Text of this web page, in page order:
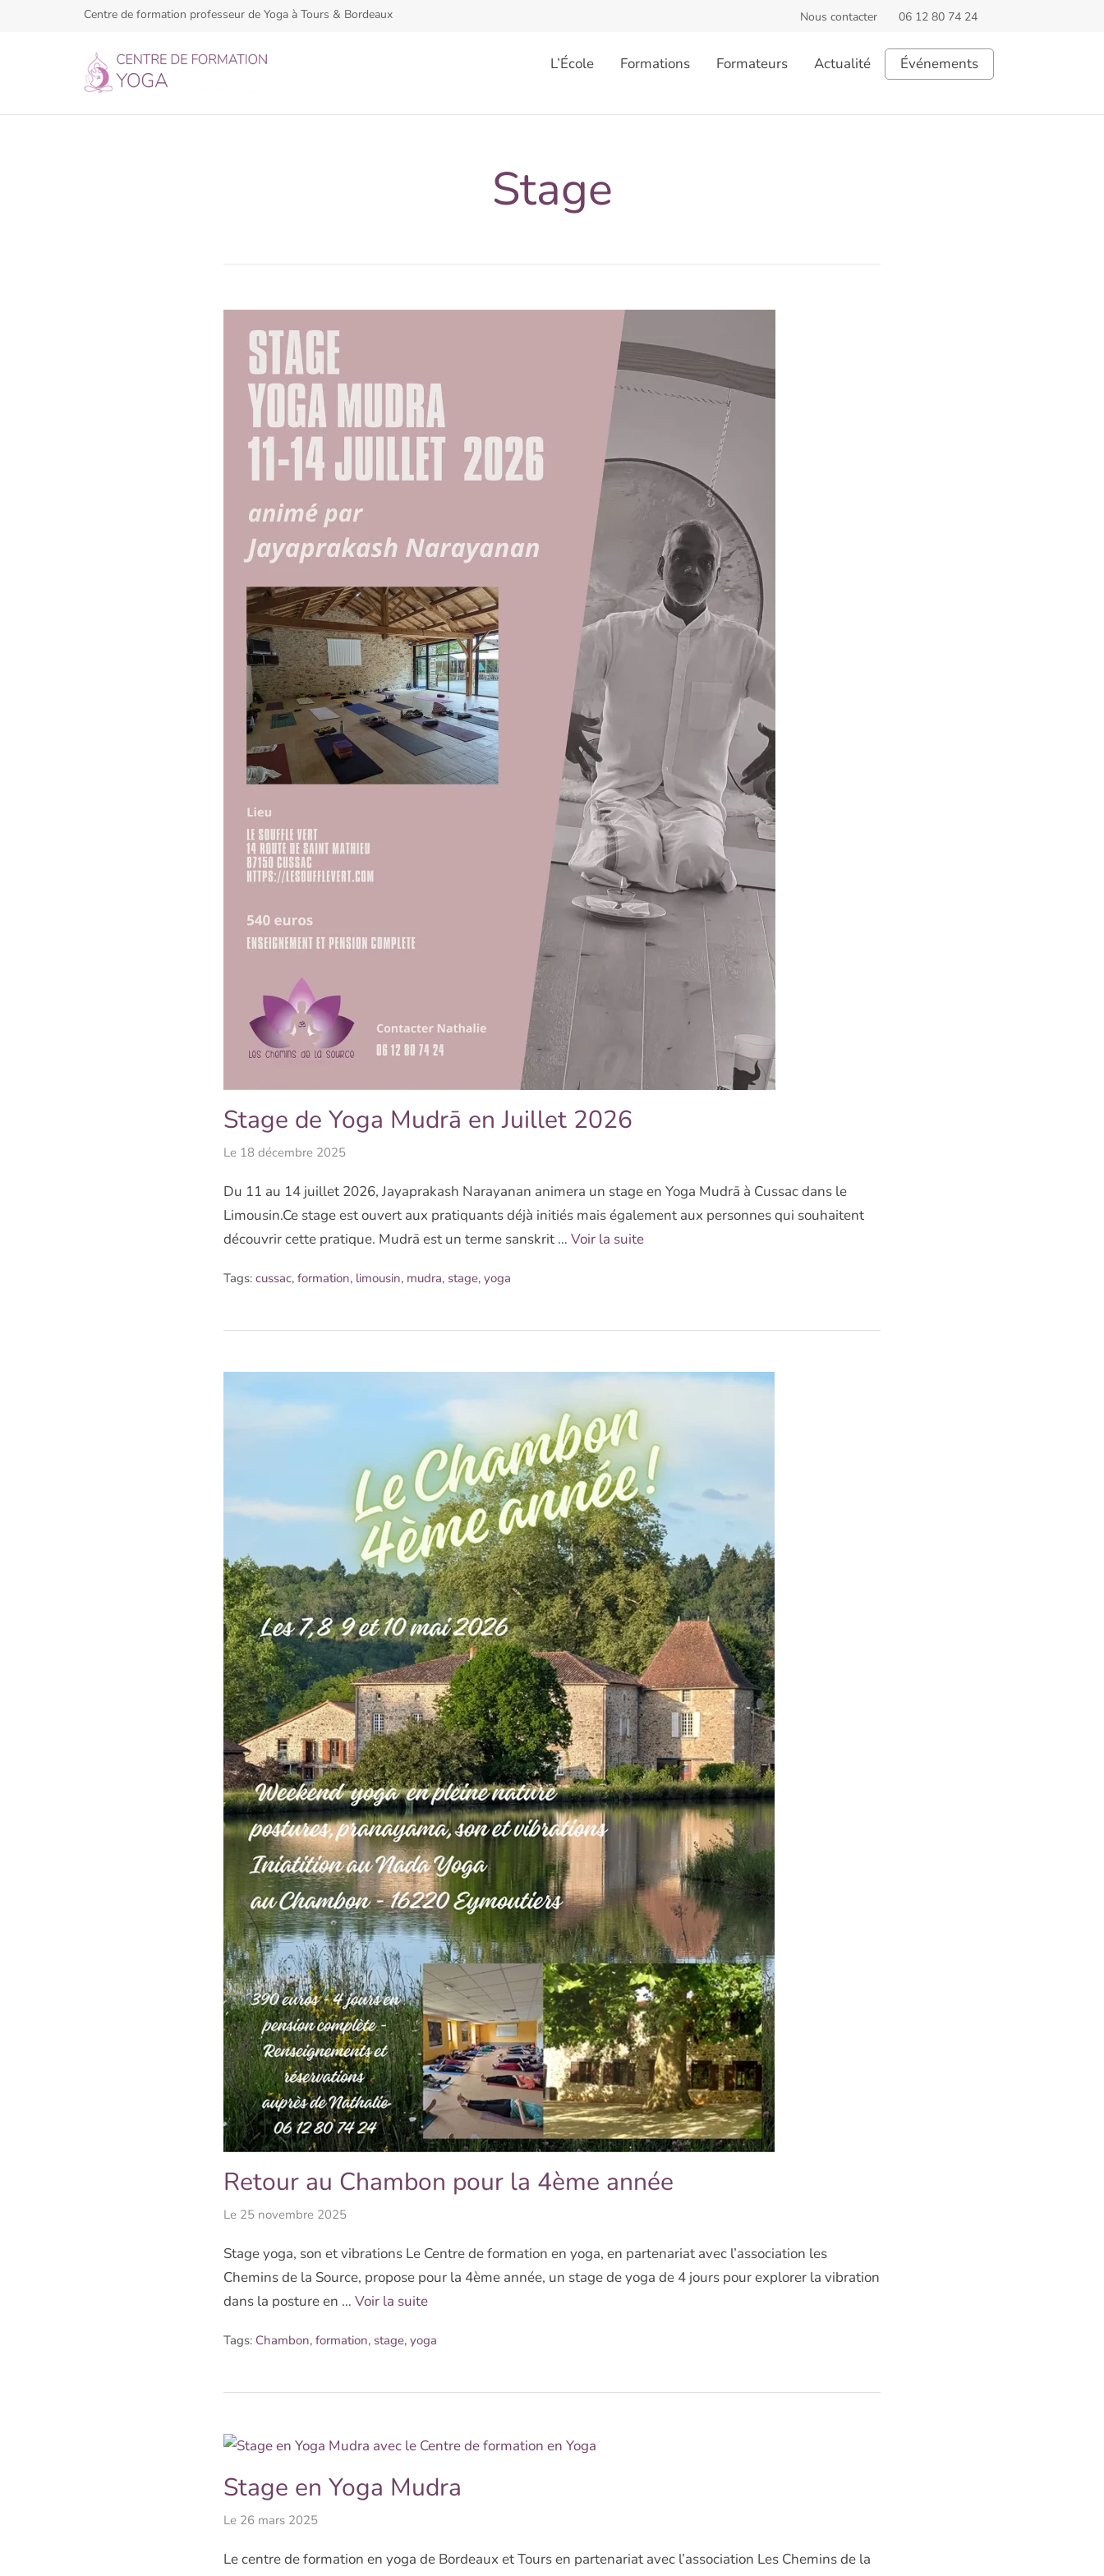
Centre de formation professeur de Yoga à Tours & Bordeaux Nous contacter 06 12 80 74 24
L’École Formations Formateurs Actualité Événements
Stage
Stage de Yoga Mudrā en Juillet 2026
Le 18 décembre 2025
Du 11 au 14 juillet 2026, Jayaprakash Narayanan animera un stage en Yoga Mudrā à Cussac dans le
Limousin.Ce stage est ouvert aux pratiquants déjà initiés mais également aux personnes qui souhaitent
découvrir cette pratique. Mudrā est un terme sanskrit … Voir la suite
Tags: cussac, formation, limousin, mudra, stage, yoga
Retour au Chambon pour la 4ème année
Le 25 novembre 2025
Stage yoga, son et vibrations Le Centre de formation en yoga, en partenariat avec l’association les
Chemins de la Source, propose pour la 4ème année, un stage de yoga de 4 jours pour explorer la vibration
dans la posture en … Voir la suite
Tags: Chambon, formation, stage, yoga
Stage en Yoga Mudra
Le 26 mars 2025
Le centre de formation en yoga de Bordeaux et Tours en partenariat avec l’association Les Chemins de la